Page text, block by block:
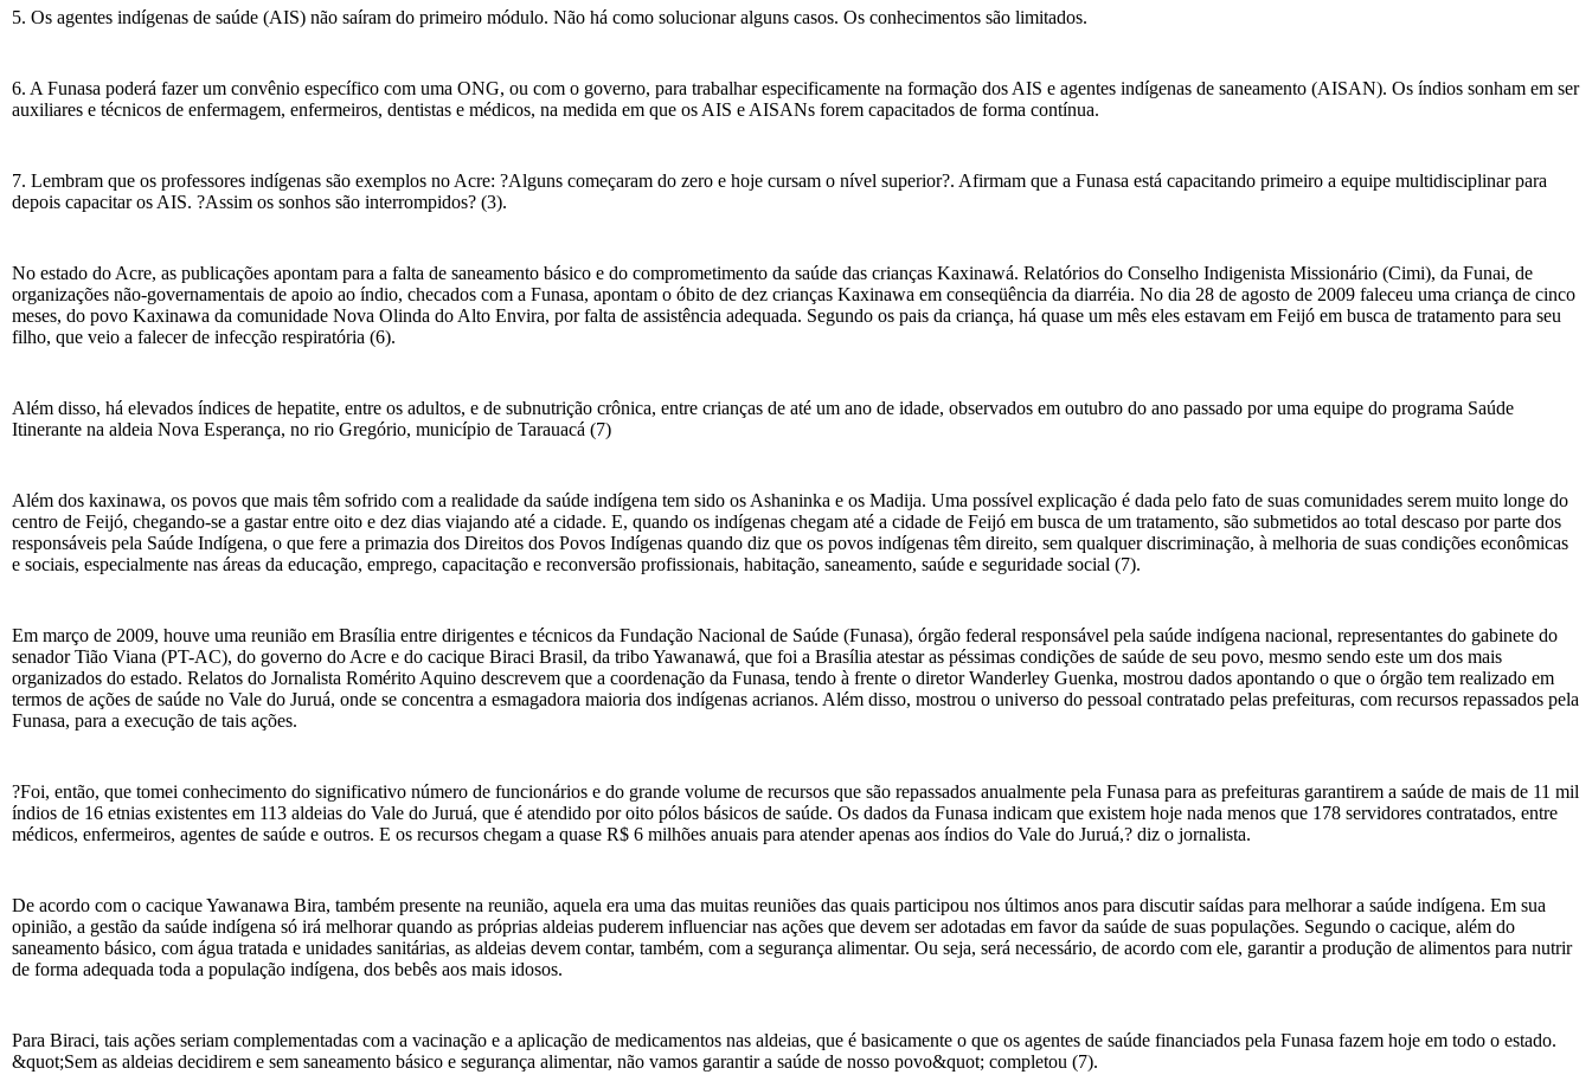
5. Os agentes indígenas de saúde (AIS) não saíram do primeiro módulo. Não há como solucionar alguns casos. Os conhecimentos são limitados.
6. A Funasa poderá fazer um convênio específico com uma ONG, ou com o governo, para trabalhar especificamente na formação dos AIS e agentes indígenas de saneamento (AISAN). Os índios sonham em ser
auxiliares e técnicos de enfermagem, enfermeiros, dentistas e médicos, na medida em que os AIS e AISANs forem capacitados de forma contínua.
7. Lembram que os professores indígenas são exemplos no Acre: ?Alguns começaram do zero e hoje cursam o nível superior?. Afirmam que a Funasa está capacitando primeiro a equipe multidisciplinar para
depois capacitar os AIS. ?Assim os sonhos são interrompidos? (3).
No estado do Acre, as publicações apontam para a falta de saneamento básico e do comprometimento da saúde das crianças Kaxinawá. Relatórios do Conselho Indigenista Missionário (Cimi), da Funai, de
organizações não-governamentais de apoio ao índio, checados com a Funasa, apontam o óbito de dez crianças Kaxinawa em conseqüência da diarréia. No dia 28 de agosto de 2009 faleceu uma criança de cinco
meses, do povo Kaxinawa da comunidade Nova Olinda do Alto Envira, por falta de assistência adequada. Segundo os pais da criança, há quase um mês eles estavam em Feijó em busca de tratamento para seu
filho, que veio a falecer de infecção respiratória (6).
Além disso, há elevados índices de hepatite, entre os adultos, e de subnutrição crônica, entre crianças de até um ano de idade, observados em outubro do ano passado por uma equipe do programa Saúde
Itinerante na aldeia Nova Esperança, no rio Gregório, município de Tarauacá (7)
Além dos kaxinawa, os povos que mais têm sofrido com a realidade da saúde indígena tem sido os Ashaninka e os Madija. Uma possível explicação é dada pelo fato de suas comunidades serem muito longe do
centro de Feijó, chegando-se a gastar entre oito e dez dias viajando até a cidade. E, quando os indígenas chegam até a cidade de Feijó em busca de um tratamento, são submetidos ao total descaso por parte dos
responsáveis pela Saúde Indígena, o que fere a primazia dos Direitos dos Povos Indígenas quando diz que os povos indígenas têm direito, sem qualquer discriminação, à melhoria de suas condições econômicas
e sociais, especialmente nas áreas da educação, emprego, capacitação e reconversão profissionais, habitação, saneamento, saúde e seguridade social (7).
Em março de 2009, houve uma reunião em Brasília entre dirigentes e técnicos da Fundação Nacional de Saúde (Funasa), órgão federal responsável pela saúde indígena nacional, representantes do gabinete do
senador Tião Viana (PT-AC), do governo do Acre e do cacique Biraci Brasil, da tribo Yawanawá, que foi a Brasília atestar as péssimas condições de saúde de seu povo, mesmo sendo este um dos mais
organizados do estado. Relatos do Jornalista Romérito Aquino descrevem que a coordenação da Funasa, tendo à frente o diretor Wanderley Guenka, mostrou dados apontando o que o órgão tem realizado em
termos de ações de saúde no Vale do Juruá, onde se concentra a esmagadora maioria dos indígenas acrianos. Além disso, mostrou o universo do pessoal contratado pelas prefeituras, com recursos repassados pela
Funasa, para a execução de tais ações.
?Foi, então, que tomei conhecimento do significativo número de funcionários e do grande volume de recursos que são repassados anualmente pela Funasa para as prefeituras garantirem a saúde de mais de 11 mil
índios de 16 etnias existentes em 113 aldeias do Vale do Juruá, que é atendido por oito pólos básicos de saúde. Os dados da Funasa indicam que existem hoje nada menos que 178 servidores contratados, entre
médicos, enfermeiros, agentes de saúde e outros. E os recursos chegam a quase R$ 6 milhões anuais para atender apenas aos índios do Vale do Juruá,? diz o jornalista.
De acordo com o cacique Yawanawa Bira, também presente na reunião, aquela era uma das muitas reuniões das quais participou nos últimos anos para discutir saídas para melhorar a saúde indígena. Em sua
opinião, a gestão da saúde indígena só irá melhorar quando as próprias aldeias puderem influenciar nas ações que devem ser adotadas em favor da saúde de suas populações. Segundo o cacique, além do
saneamento básico, com água tratada e unidades sanitárias, as aldeias devem contar, também, com a segurança alimentar. Ou seja, será necessário, de acordo com ele, garantir a produção de alimentos para nutrir
de forma adequada toda a população indígena, dos bebês aos mais idosos.
Para Biraci, tais ações seriam complementadas com a vacinação e a aplicação de medicamentos nas aldeias, que é basicamente o que os agentes de saúde financiados pela Funasa fazem hoje em todo o estado.
&quot;Sem as aldeias decidirem e sem saneamento básico e segurança alimentar, não vamos garantir a saúde de nosso povo&quot; completou (7).